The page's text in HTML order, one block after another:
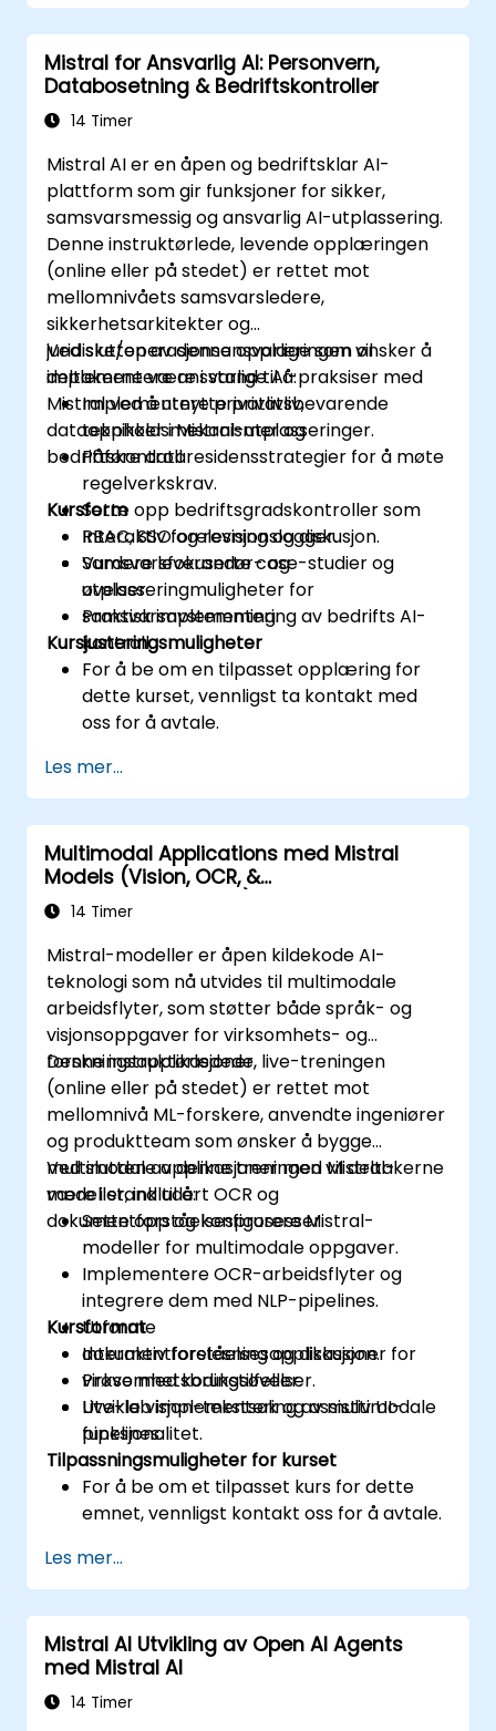
Mistral for Ansvarlig AI: Personvern,
Databosetning & Bedriftskontroller
14 Timer
Mistral AI er en åpen og bedriftsklar AI-
plattform som gir funksjoner for sikker,
samsvarsmessig og ansvarlig AI-utplassering.
Denne instruktørlede, levende opplæringen
(online eller på stedet) er rettet mot
mellomnivåets samsvarsledere,
sikkerhetsarkitekter og
juridiske/operasjonsansvarlige som ønsker å
implementere ansvarlige AI-praksiser med
Mistral ved å utnytte privatliv,
dataoppholdsmekanismer og
bedriftskontroll.
Ved slutten av denne opplæringen vil
deltakerne være i stand til å:
Implementere privatlivsbevarende
teknikker i Mistral-utplasseringer.
Påføre dataresidensstrategier for å møte
regelverkskrav.
Sette opp bedriftsgradskontroller som
RBAC, SSO og revisjonslogger.
Vurdere leverandør- og
utplasseringmuligheter for
samsvarsavstemming.
Kursform
Interaktiv forelesning og diskusjon.
Samsvarsfokuserte case-studier og
øvelser.
Praktisk implementering av bedrifts AI-
kontroll.
Kursjusteringsmuligheter
For å be om en tilpasset opplæring for
dette kurset, vennligst ta kontakt med
oss for å avtale.
Les mer...
Multimodal Applications med Mistral
Models (Vision, OCR, &
Dokumentforståelse)
14 Timer
Mistral-modeller er åpen kildekode AI-
teknologi som nå utvides til multimodale
arbeidsflyter, som støtter både språk- og
visjonsoppgaver for virksomhets- og
forskningsapplikasjoner.
Denne instruktørledede, live-treningen
(online eller på stedet) er rettet mot
mellomnivå ML-forskere, anvendte ingeniører
og produktteam som ønsker å bygge
multimodale applikasjoner med Mistral-
modeller, inkludert OCR og
dokumentforståelsesprosesser.
Ved slutten av denne treningen vil deltakerne
være i stand til å:
Sette opp og konfigurere Mistral-
modeller for multimodale oppgaver.
Implementere OCR-arbeidsflyter og
integrere dem med NLP-pipelines.
Utforme
dokumentforståelsesapplikasjoner for
virksomhetsbrukstilfeller.
Utvikle visjon-tekstsøk og assistiv UI-
funksjonalitet.
Kursformat
Interaktiv forelesning og diskusjon.
Prøve med kodingsøvelser.
Live-lab implementering av multimodale
pipelines.
Tilpassningsmuligheter for kurset
For å be om et tilpasset kurs for dette
emnet, vennligst kontakt oss for å avtale.
Les mer...
Mistral AI Utvikling av Open AI Agents
med Mistral AI
14 Timer